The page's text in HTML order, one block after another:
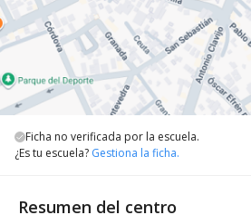
Ficha no verificada por la escuela.
¿Es tu escuela? Gestiona la ficha.
Resumen del centro